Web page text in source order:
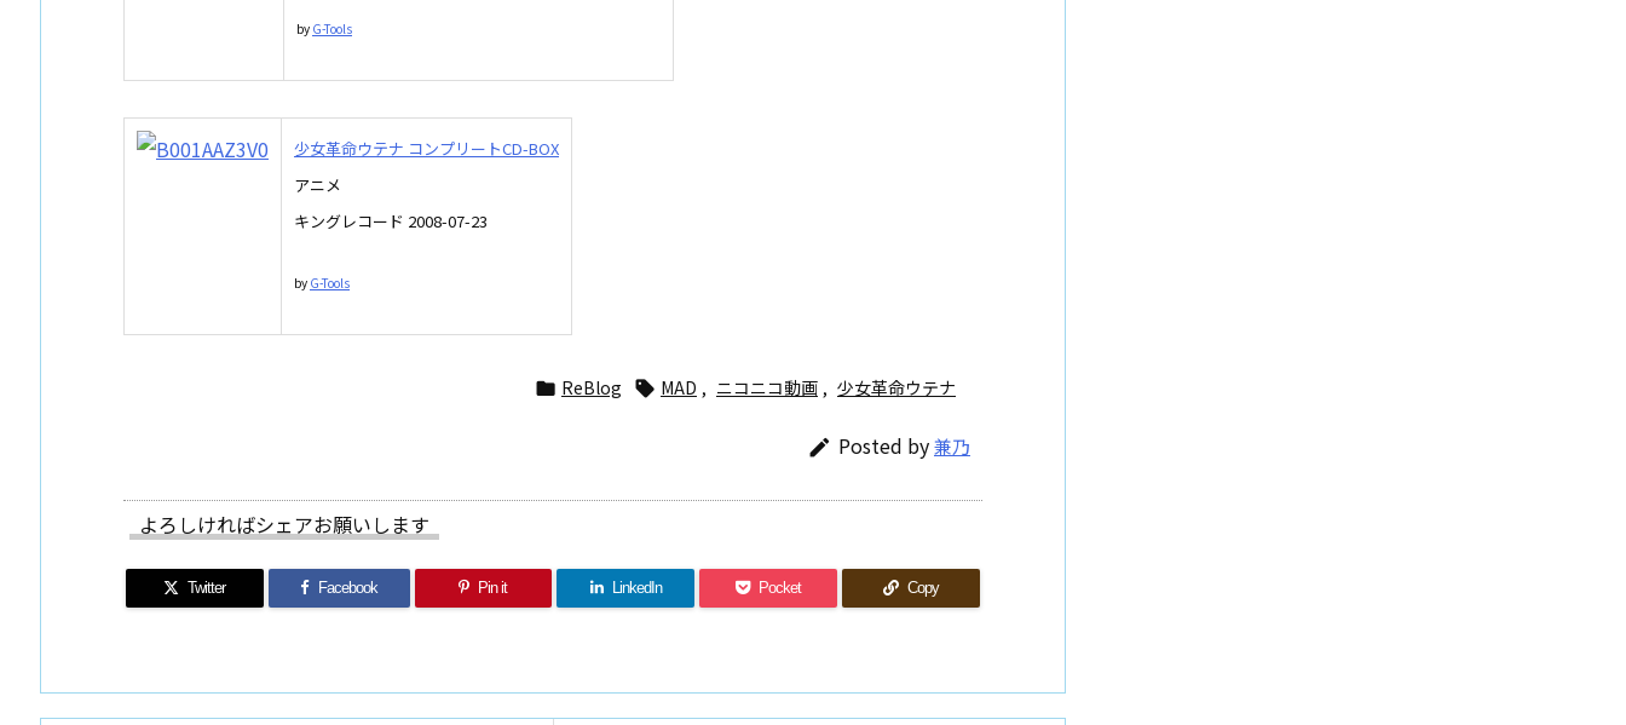
by G-Tools
少女革命ウテナ コンプリートCD-BOX
アニメ
キングレコード 2008-07-23
by G-Tools
 ReBlog  MAD , ニコニコ動画 , 少女革命ウテナ
 Posted by兼乃
よろしければシェアお願いします
Twitter Facebook Pin it LinkedIn Pocket Copy